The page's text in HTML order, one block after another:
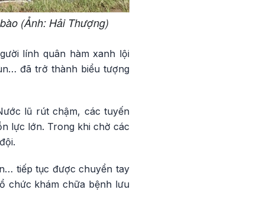
(Ảnh: Hải Thượng)
lính quân hàm xanh lội
đã trở thành biểu tượng
lũ rút chậm, các tuyến
lực lớn. Trong khi chờ các
tiếp tục được chuyển tay
chức khám chữa bệnh lưu